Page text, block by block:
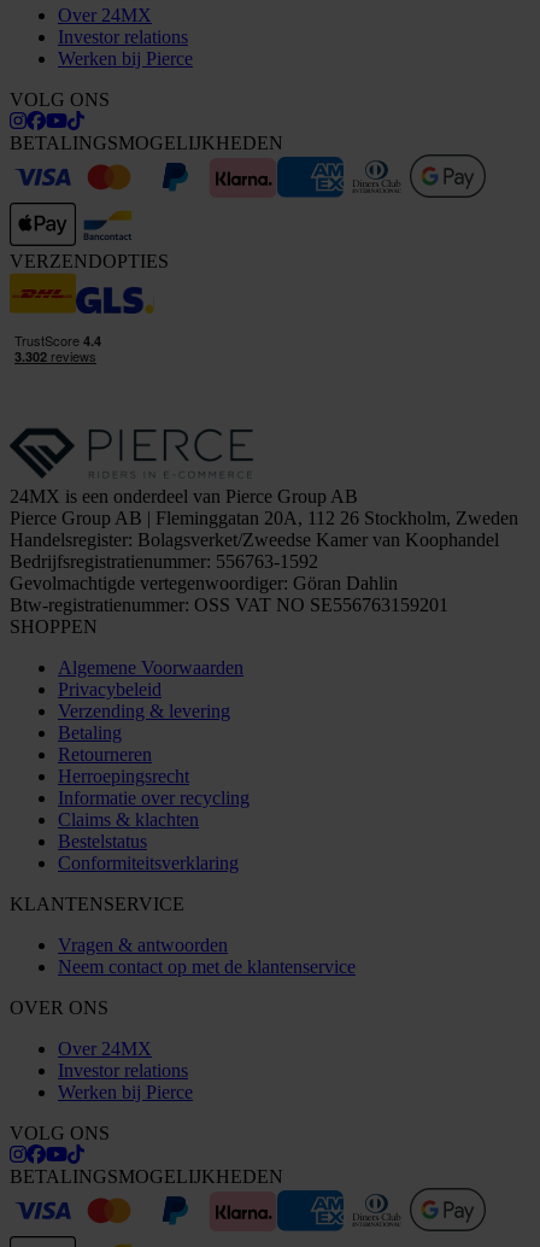
Over 24MX
Investor relations
Werken bij Pierce
VOLG ONS
BETALINGSMOGELIJKHEDEN
VERZENDOPTIES
24MX is een onderdeel van Pierce Group AB
Pierce Group AB | Fleminggatan 20A, 112 26 Stockholm, Zweden
Handelsregister: Bolagsverket/Zweedse Kamer van Koophandel
Bedrijfsregistratienummer: 556763-1592
Gevolmachtigde vertegenwoordiger: Göran Dahlin
Btw-registratienummer: OSS VAT NO SE556763159201
SHOPPEN
Algemene Voorwaarden
Privacybeleid
Verzending & levering
Betaling
Retourneren
Herroepingsrecht
Informatie over recycling
Claims & klachten
Bestelstatus
Conformiteitsverklaring
KLANTENSERVICE
Vragen & antwoorden
Neem contact op met de klantenservice
OVER ONS
Over 24MX
Investor relations
Werken bij Pierce
VOLG ONS
BETALINGSMOGELIJKHEDEN